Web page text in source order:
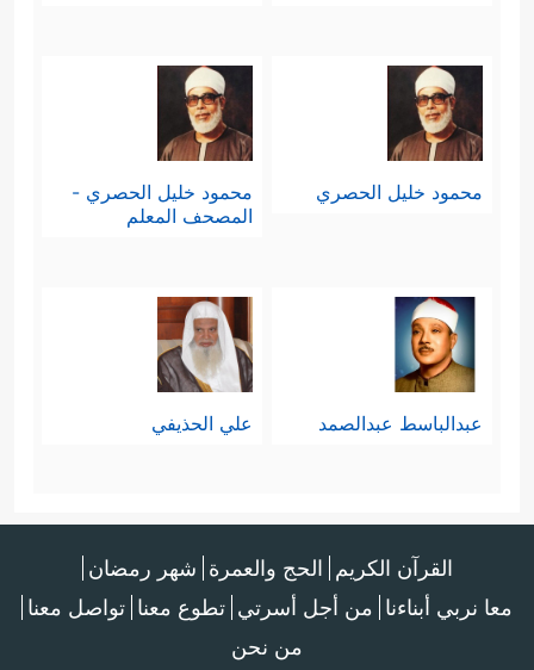
محمود خليل الحصري
محمود خليل الحصري -
المصحف المعلم
عبدالباسط عبدالصمد علي الحذيفي
القرآن الكريم الحج والعمرة شهر رمضان
معا نربي أبناءنا من أجل أسرتي تطوع معنا تواصل معنا
من نحن